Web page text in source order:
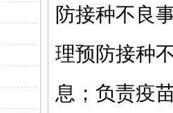
防接种不良
理预防接种
息 ； 负责疫